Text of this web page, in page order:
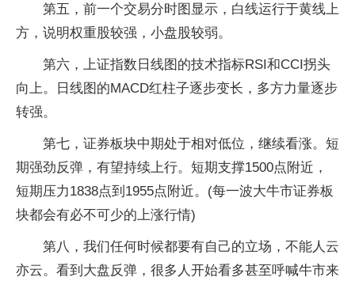
第五，前一个交易分时图显示，白线运行于黄线上
方，说明权重股较强，小盘股较弱。
第六，上证指数日线图的技术指标RSI和CCI拐头
向上。日线图的MACD红柱子逐步变长，多方力量逐步
转强。
第七，证券板块中期处于相对低位，继续看涨。短
期强劲反弹，有望持续上行。短期支撑1500点附近，
短期压力1838点到1955点附近。(每一波大牛市证券板
块都会有必不可少的上涨行情)
第八，我们任何时候都要有自己的立场，不能人云
亦云。看到大盘反弹，很多人开始看多甚至呼喊牛市来